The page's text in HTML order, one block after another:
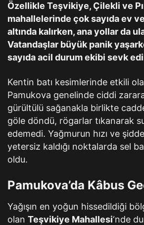
Özellikle Teşvikiye, Çilekli ve
mahallelerinde çok sayıda ev
altında kalırken, ana yollar da
Vatandaşlar büyük panik
sayıda acil durum ekibi sevk
Kentin batı kesimlerinde etkili
Pamukova genelinde ciddi
gürültülü sağanakla birlikte
göle döndü, rögarlar tıkanarak
edemedi. Yağmurun hızı ve
yetersiz kaldığı noktalarda sel
oldu.
Pamukova’da Kâbus
Yağışın en yoğun hissedildiği
olanTeşvikiye Mahallesi‘nde